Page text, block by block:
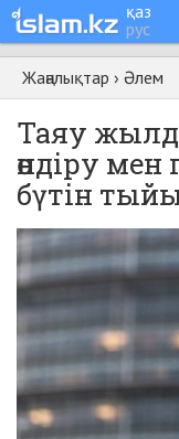
қаз
рус
Жаңалықтар › Әлем
Таяу
өндіру
бүтін